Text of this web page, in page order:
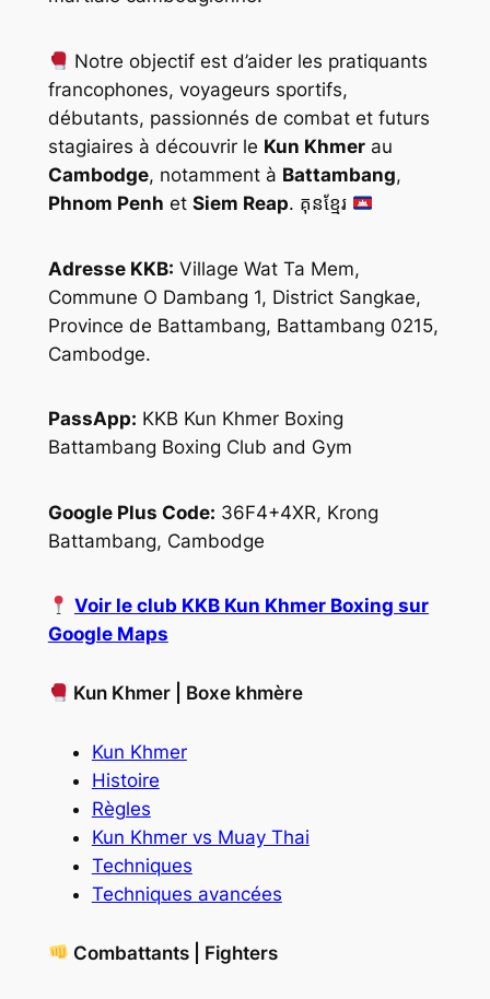
Notre objectif est d’aider les pratiquants
francophones, voyageurs sportifs,
débutants, passionnés de combat et futurs
stagiaires à découvrir le Kun Khmerau
Cambodge, notamment à Battambang,
Phnom Penh et Siem Reap. គុនខ្មែរ
Adresse KKB: Village Wat Ta Mem,
Commune O Dambang 1, District Sangkae,
Province de Battambang, Battambang 0215,
Cambodge.
PassApp: KKB Kun Khmer Boxing
Battambang Boxing Club and Gym
Google Plus Code: 36F4+4XR, Krong
Battambang, Cambodge
Voir le club KKB Kun Khmer Boxing sur
Google Maps
Kun Khmer | Boxe khmère
Kun Khmer
Histoire
Règles
Kun Khmer vs Muay Thai
Techniques
Techniques avancées
Combattants | Fighters